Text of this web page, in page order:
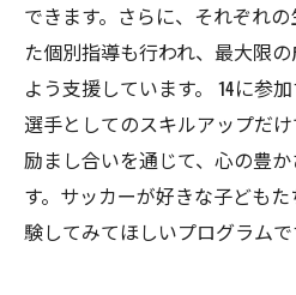
できます。さらに、それぞれ
た個別指導も行われ、最大限
よう支援しています。 14に参
選手としてのスキルアップだ
励まし合いを通じて、心の豊
す。サッカーが好きな子ども
験してみてほしいプログラムで